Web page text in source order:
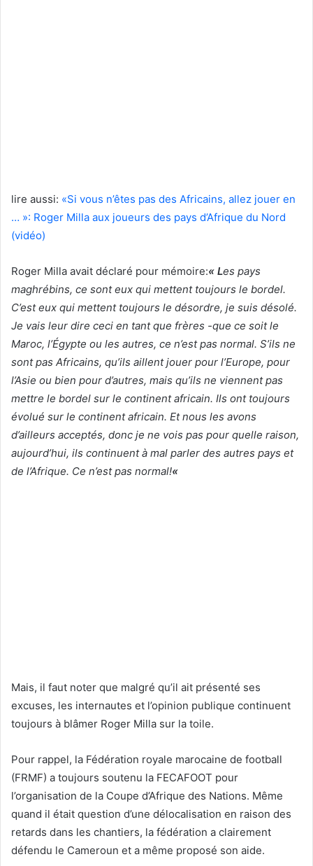
lire aussi: «Si vous n’êtes pas des Africains, allez jouer en
… »: Roger Milla aux joueurs des pays d’Afrique du Nord
(vidéo)
Roger Milla avait déclaré pour mémoire:« Les pays
maghrébins, ce sont eux qui mettent toujours le bordel.
C’est eux qui mettent toujours le désordre, je suis désolé.
Je vais leur dire ceci en tant que frères -que ce soit le
Maroc, l’Égypte ou les autres, ce n’est pas normal. S’ils ne
sont pas Africains, qu’ils aillent jouer pour l’Europe, pour
l’Asie ou bien pour d’autres, mais qu’ils ne viennent pas
mettre le bordel sur le continent africain. Ils ont toujours
évolué sur le continent africain. Et nous les avons
d’ailleurs acceptés, donc je ne vois pas pour quelle raison,
aujourd’hui, ils continuent à mal parler des autres pays et
de l’Afrique. Ce n’est pas normal!«
Mais, il faut noter que malgré qu’il ait présenté ses
excuses, les internautes et l’opinion publique continuent
toujours à blâmer Roger Milla sur la toile.
Pour rappel, la Fédération royale marocaine de football
(FRMF) a toujours soutenu la FECAFOOT pour
l’organisation de la Coupe d’Afrique des Nations. Même
quand il était question d’une délocalisation en raison des
retards dans les chantiers, la fédération a clairement
défendu le Cameroun et a même proposé son aide.